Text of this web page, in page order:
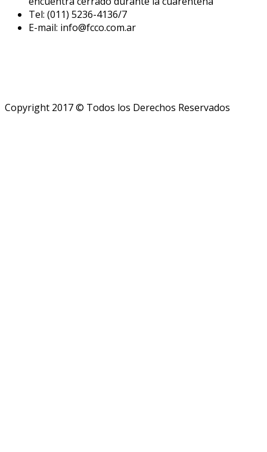
Tel: (011) 5236-4136/7
E-mail: info@fcco.com.ar
Copyright 2017 © Todos los Derechos Reservados